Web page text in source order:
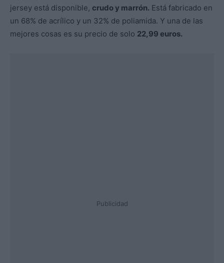
jersey está disponible, crudo y marrón. Está fabricado en
un 68% de acrílico y un 32% de poliamida. Y una de las
mejores cosas es su precio de solo 22,99 euros.
Publicidad